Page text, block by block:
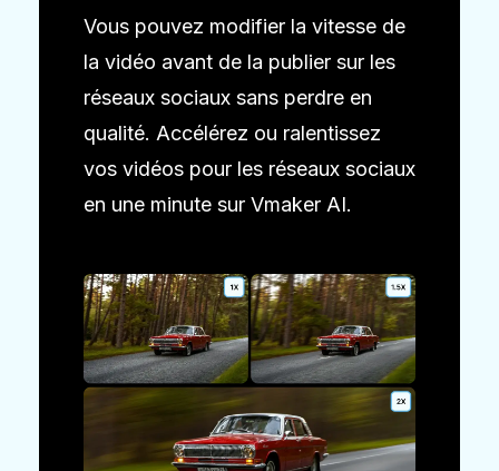
Vous pouvez modifier la vitesse de
la vidéo avant de la publier sur les
réseaux sociaux sans perdre en
qualité. Accélérez ou ralentissez
vos vidéos pour les réseaux sociaux
en une minute sur Vmaker AI.